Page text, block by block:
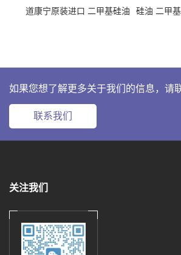
道康宁原装进口 二甲基硅油
硅油 二甲
如果您想了解更多关于我们的信息，请
联系我们
关注我们